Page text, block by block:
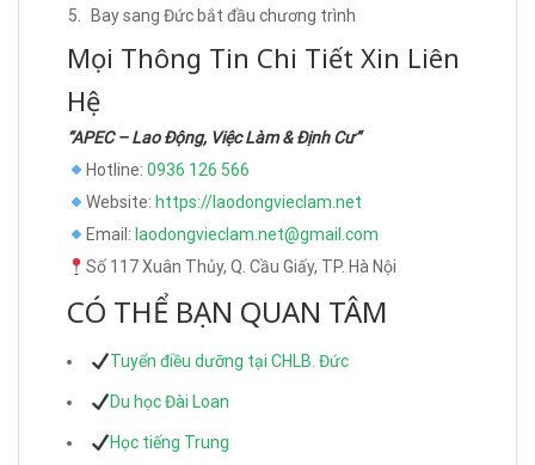
Bay sang Đức bắt đầu chương trình
Mọi Thông Tin Chi Tiết Xin Liên
Hệ
“APEC – Lao Động, Việc Làm & Định Cư”
Hotline: 0936 126 566
Website: https://laodongvieclam.net
Email: laodongvieclam.net@gmail.com
Số 117 Xuân Thủy, Q. Cầu Giấy, TP. Hà Nội
CÓ THỂ BẠN QUAN TÂM
Tuyển điều dưỡng tại CHLB. Đức
Du học Đài Loan
Học tiếng Trung